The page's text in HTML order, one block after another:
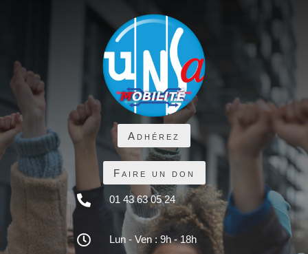
Adhérez
Faire un don
 01 43 63 05 24
 Lun - Ven : 9h - 18h